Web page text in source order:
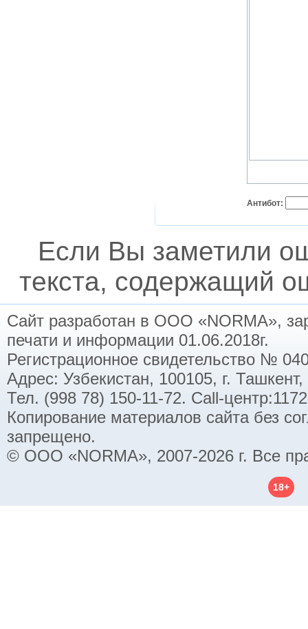
Антибот:
Если Вы заметили
текста, содержащий
Сайт разработан в ООО «NORMA»,
печати и информации 01.06.2018г.
Регистрационное свидетельство №
Адрес: Узбекистан, 100105, г.
Тел. (998 78) 150-11-72. Call-
Копирование материалов сайта без
запрещено.
© ООО «NORMA», 2007-2026 г. Все
18+